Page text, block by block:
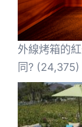
外線烤箱的
同? (24,375)